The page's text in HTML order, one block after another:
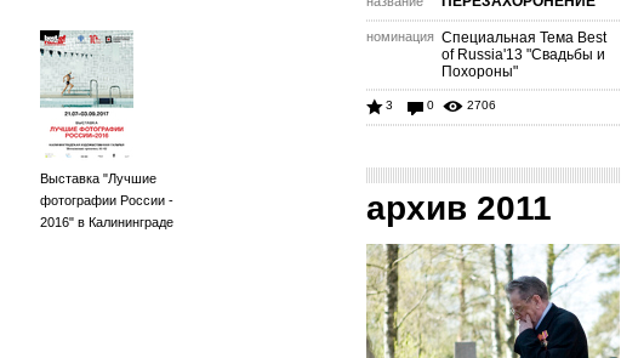
Выставка "Лучшие
фотографии России -
2016" в Калининграде
номинация Специальная Тема Best
of Russia'13 "Свадьбы и
Похороны"
3 0 2706
архив 2011